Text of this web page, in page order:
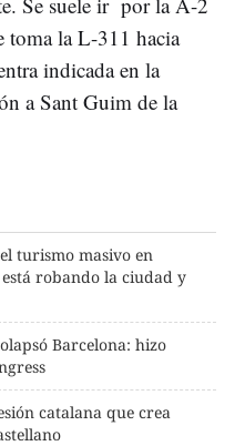
toma la L-311 hacia
indicada en la
a Sant Guim de la
turismo masivo en
robando la ciudad y
Barcelona: hizo
catalana que crea